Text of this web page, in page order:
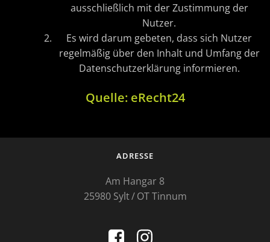
ausschließlich mit der Zustimmung der
Nutzer.
Es wird darum gebeten, dass sich Nutzer
regelmäßig über den Inhalt und Umfang der
Datenschutzerklärung informieren.
Quelle: eRecht24
ADRESSE
Am Hangar 8
25980 Sylt / OT Tinnum